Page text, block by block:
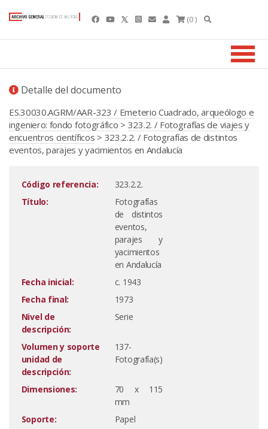
(0 )
Detalle del documento
ES.30030.AGRM/AAR-323 / Emeterio Cuadrado, arqueólogo e
ingeniero: fondo fotográfico > 323.2. / Fotografías de viajes y
encuentros científicos > 323.2.2. / Fotografías de distintos
eventos, parajes y yacimientos en Andalucía
Código referencia:
323.2.2.
Título:
Fotografías
de distintos
eventos,
parajes y
yacimientos
en Andalucía
Fecha inicial:
c. 1943
Fecha final:
1973
Nivel de
descripción:
Serie
Volumen y soporte
unidad de
descripción:
137-
Fotografía(s)
Dimensiones:
70 x 115
mm
Soporte:
Papel